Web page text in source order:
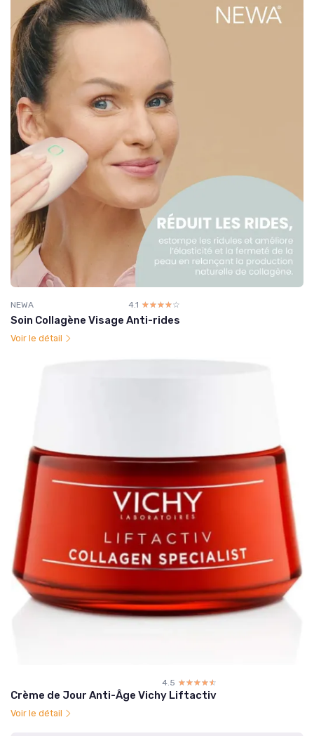
NEWA 4.1 ☆☆☆☆☆
★★★★★
Soin Collagène Visage Anti-rides
Voir le détail
4.5 ☆☆☆☆☆
★★★★★
Crème de Jour Anti-Âge Vichy Liftactiv
Voir le détail